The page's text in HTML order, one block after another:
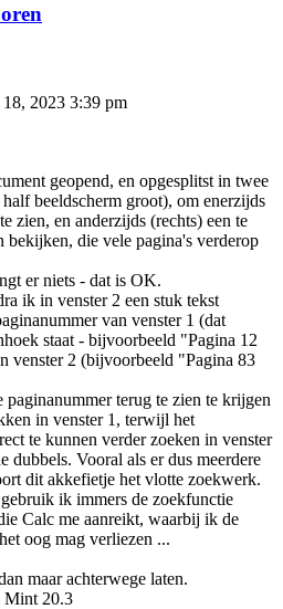
18, 2023 3:39 pm
geopend, en opgesplitst in twee
beeldscherm groot), om enerzijds
zien, en anderzijds (rechts) een te
die vele pagina's verderop
er niets - dat is OK.
ik in venster 2 een stuk tekst
van venster 1 (dat
staat - bijvoorbeeld "Pagina 12
venster 2 (bijvoorbeeld "Pagina 83
terug te zien te krijgen
in venster 1, terwijl het
te kunnen verder zoeken in venster
dubbels. Vooral als er dus meerdere
dit akkefietje het vlotte zoekwerk.
ik immers de zoekfunctie
Calc me aanreikt, waarbij ik de
oog mag verliezen ...
maar achterwege laten.
Mint 20.3